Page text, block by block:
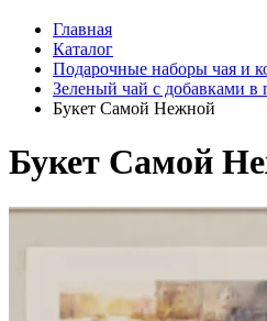
Главная
Каталог
Подарочные наборы чая и
Зеленый чай с добавками в
Букет Самой Нежной
Букет Самой